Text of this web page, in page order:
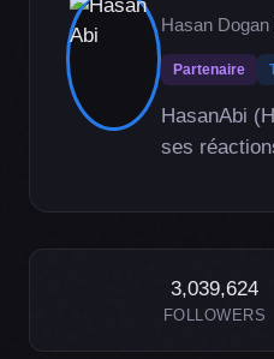
Hasan Dogan
Partenaire
HasanAbi
ses
3,039,624
FOLLOWERS